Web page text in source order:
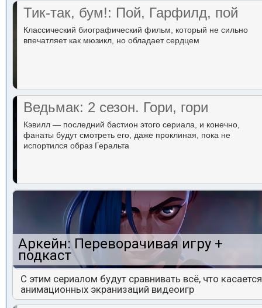
Тик-так, бум!: Пой, Гарфилд, пой
Классический биографический фильм, который не сильно
впечатляет как мюзикл, но обладает сердцем
Ведьмак: 2 сезон. Гори, гори
Кэвилл — последний бастион этого сериала, и конечно,
фанаты будут смотреть его, даже проклиная, пока не
испортился образ Геральта
Аркейн: Переворачивая игру +
подкаст
С этим сериалом будут сравнивать всё, что касается
анимационных экранизаций видеоигр